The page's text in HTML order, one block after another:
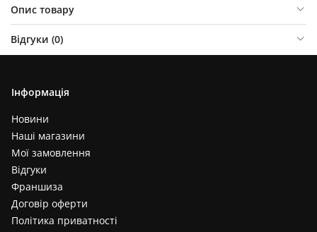
Опис товару
Відгуки (0)
Інформація
Новини
Наші магазини
Мої замовлення
Відгуки
Франшиза
Договір оферти
Політика приватності